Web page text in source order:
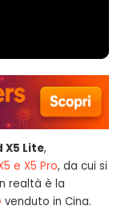
X5 Lite,
e X5 Pro, da cui si
realtà è la
venduto in Cina.